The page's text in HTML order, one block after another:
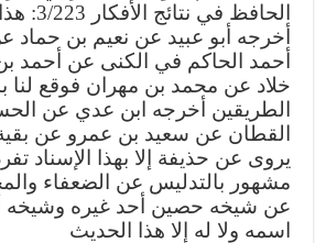
الحافظ
أخرجه أبو عبيد عن نعيم بن حماد
أحمد الحاكم في الكنى عن أحمد
خلاد عن محمد بن مهران فوقع لنا
الطريقين أخرجه ابن عدي عن
القطان عن سعيد بن عمرو عن بقية
يروى عن حذيفة إلا بهذا الإسناد
مشهور بالتدليس عن الضعفاء
عن شيخه حصين أحد غيره وشيخه
اسمه ولا له إلا هذا الحديث